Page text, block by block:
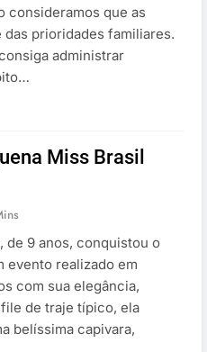
consideramos que as
prioridades familiares.
administrar
Miss Brasil
de 9 anos, conquistou o
evento realizado em
com sua elegância,
de traje típico, ela
belíssima capivara,